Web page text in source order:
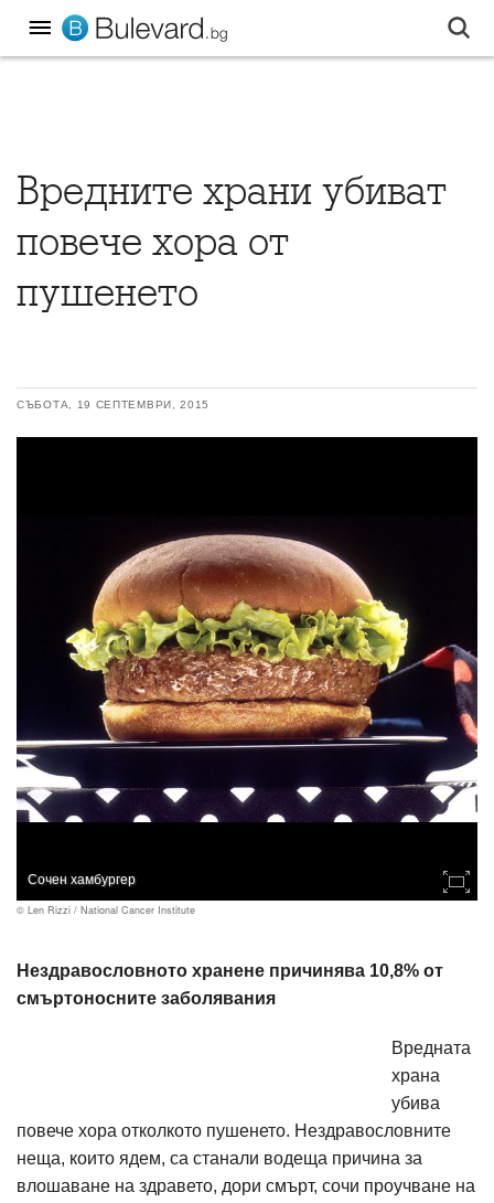
Вредните храни убиват
повече хора от
пушенето
СЪБОТА, 19 СЕПТЕМВРИ, 2015
Сочен хамбургер
© Len Rizzi / National Cancer Institute
Нездравословното хранене причинява 10,8% от
смъртоносните заболявания
Вредната
храна
убива
повече хора отколкото пушенето. Нездравословните
неща, които ядем, са станали водеща причина за
влошаване на здравето, дори смърт, сочи проучване на